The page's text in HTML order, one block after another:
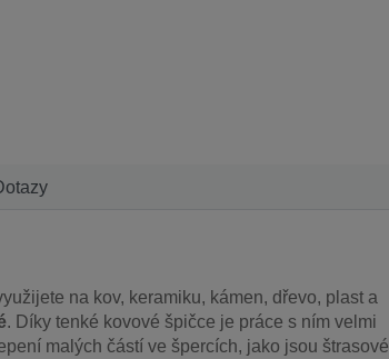
na kov, keramiku, kámen, dřevo, plast a
. Díky tenké kovové špičce je práce s ním velmi
malých částí ve špercích, jako jsou štrasové